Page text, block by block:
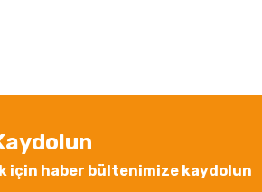
için haber bültenimize kaydolun